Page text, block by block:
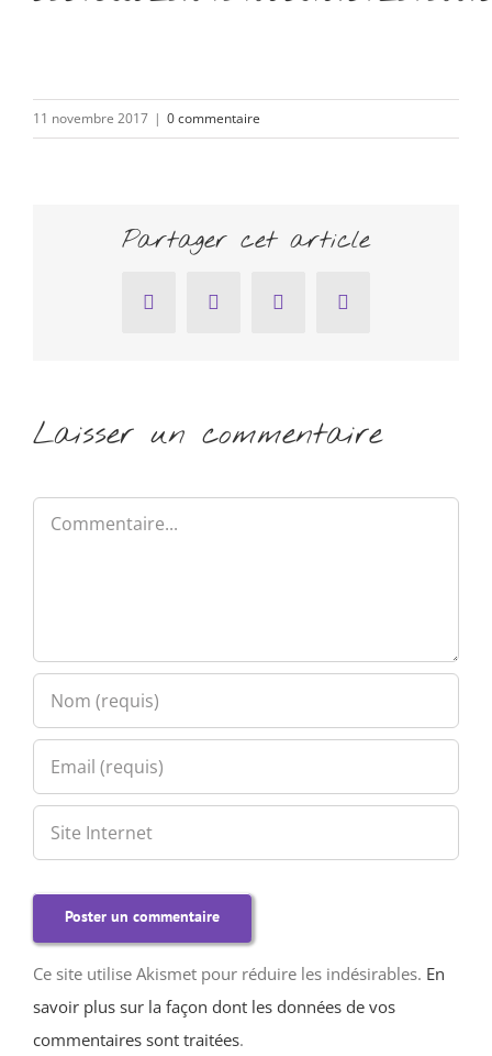
11 novembre 2017 | 0 commentaire
Partager cet article
FacebookTwitter PinterestEmail
Laisser un commentaire
Commentaire
Ce site utilise Akismet pour réduire les indésirables. En
savoir plus sur la façon dont les données de vos
commentaires sont traitées.